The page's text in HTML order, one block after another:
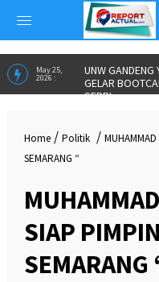
SERBI
May 25,
2026 :
MUSDUS &
KABUPATEN
Home / Politik /
SEMARANG “
SIAP
SEMARANG